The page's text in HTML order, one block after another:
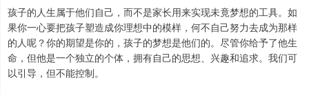
孩子的人生属于他们自己，而不是家长用来实现未竟梦想的工具。如
果你一心要把孩子塑造成你理想中的模样，何不自己努力去成为那样
的人呢？你的期望是你的，孩子的梦想是他们的。尽管你给予了他生
命，但他是一个独立的个体，拥有自己的思想、兴趣和追求。我们可
以引导，但不能控制。